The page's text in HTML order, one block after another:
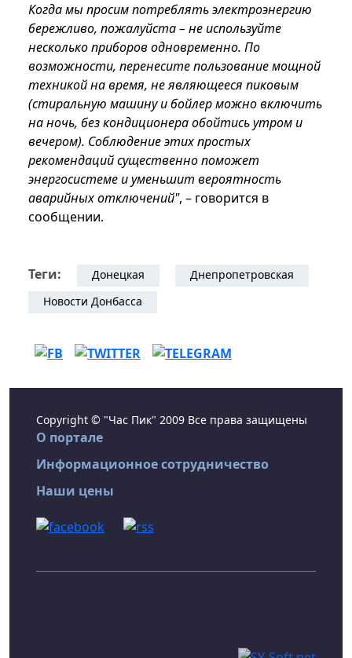
Когда мы просим потреблять электроэнергию
бережливо, пожалуйста – не используйте
несколько приборов одновременно. По
возможности, перенесите пользование мощной
техникой на время, не являющееся пиковым
(стиральную машину и бойлер можно включить
на ночь, без кондиционера обойтись утром и
вечером). Соблюдение этих простых
рекомендаций существенно поможет
энергосистеме и уменьшит вероятность
аварийных отключений", – говорится в
сообщении.
Теги: Донецкая
Днепропетровская
Новости Донбасса
Copyright © "Час Пик" 2009 Все права защищены
О портале
Информационное сотрудничество
Наши цены